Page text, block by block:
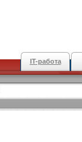
IT-работа